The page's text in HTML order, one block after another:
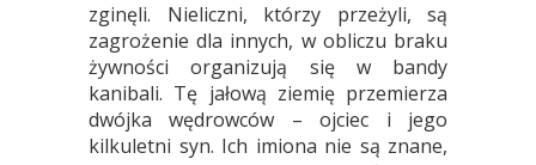
zginęli. Nieliczni, którzy przeżyli, są
zagrożenie dla innych, w obliczu braku
żywności organizują się w bandy
kanibali. Tę jałową ziemię przemierza
dwójka wędrowców – ojciec i jego
kilkuletni syn. Ich imiona nie są znane,